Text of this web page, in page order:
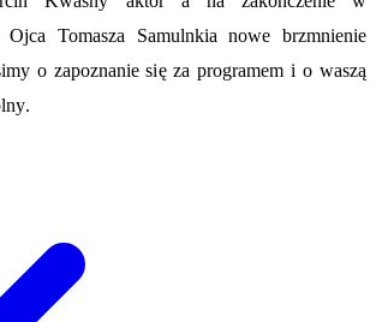
Ojca Tomasza Samulnkia nowe brzmnienie
o zapoznanie się za programem i o waszą
.